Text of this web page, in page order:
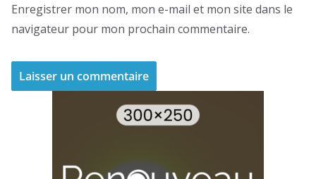
Enregistrer mon nom, mon e-mail et mon site dans le
navigateur pour mon prochain commentaire.